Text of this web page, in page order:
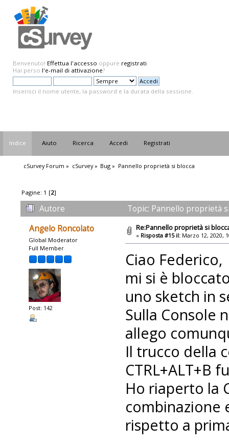
Benvenuto! Effettua l'accesso oppure registrati.
Hai perso l'e-mail di attivazione?
Inserisci il nome utente, la password e la durata della sessione.
Indice Aiuto Ricerca Accedi Registrati
cSurvey Forum » cSurvey» Bug » Pannello proprietà si blocca
Pagine: 1 [2]
Autore
Topic: Pannello proprietà
Angelo Roncolato
Global Moderator
Full Member
Post: 142
Re:Pannello proprietà si
« Risposta #15 il: Marzo 12, 2020,
Ciao Federico,
mi si è
uno sketch in
Sulla Console
allego
Il trucco della
CTRL+ALT+B
Ho riaperto la
combinazione
rispetto a